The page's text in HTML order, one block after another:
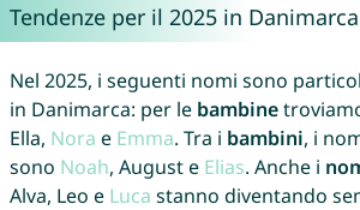
Tendenze per il 2025 in Danimarca
Nel 2025, i seguenti nomi sono
in Danimarca: per le bambine
Ella, Nora e Emma. Tra i bambini, i
sono Noah, August e Elias. Anche i
Alva, Leo e Luca stanno diventando